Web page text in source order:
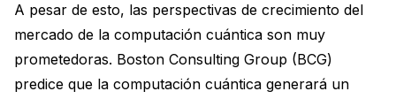
A pesar de esto, las perspectivas de crecimiento del
mercado de la computación cuántica son muy
prometedoras. Boston Consulting Group (BCG)
predice que la computación cuántica generará un